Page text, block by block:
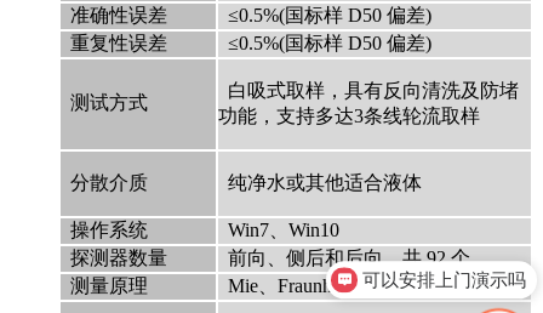
准确性误差
≤0.5%(国标样 D50 偏差)
重复性误差
≤0.5%(国标样 D50 偏差)
测试方式
白吸式取样，具有反向清洗及防堵
功能，支持多达3条线轮流取样
分散介质 纯净水或其他适合液体
操作系统
Win7、Win10
探测器数量
前向、侧后和后向，共 92 个
测量原理
Mie、Fraunhofer 可以安排上门演示吗